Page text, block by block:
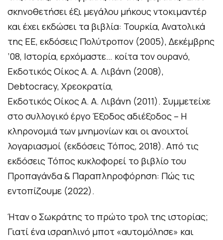
σκηνοθετήσει έξι μεγάλου μήκους ντοκιμαντέρ
και έχει εκδώσει τα βιβλία: Τουρκία, Ανατολικά
της ΕΕ, εκδόσεις Πολύτροπον (2005), Δεκέμβρης
’08, Ιστορία, ερχόμαστε… κοίτα τον ουρανό,
Εκδοτικός Οίκος Α. Α. Λιβάνη (2008),
Debtocracy, Χρεοκρατία,
Εκδοτικός Οίκος Α. Α. Λιβάνη (2011). Συμμετείχε
στο συλλογικό έργο Έξοδος αδιέξοδος – Η
κληρονομιά των μνημονίων και οι ανοιχτοί
λογαριασμοί (εκδόσεις Τόπος, 2018). Από τις
εκδόσεις Τόπος κυκλοφορεί το βιβλίο του
Προπαγάνδα & Παραπληροφόρηση: Πώς τις
εντοπίζουμε (2022).
Ήταν ο Σωκράτης το πρώτο τρολ της ιστορίας;
Γιατί ένα ισραηλινό μποτ «αυτομόλησε» και